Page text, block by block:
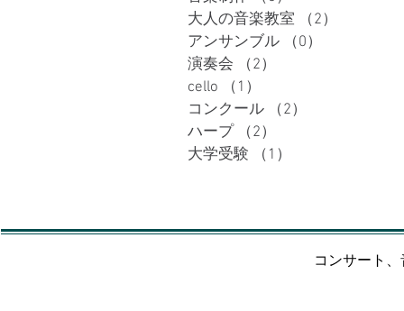
大人の音楽教室
（2）
アンサンブル
（0）
演奏会
（2）
cello
（1）
コンクール
（2）
ハープ
（2）
大学受験
（1）
コンサート